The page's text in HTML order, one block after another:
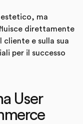
estetico, ma
direttamente
cliente e sulla sua
per il successo
User